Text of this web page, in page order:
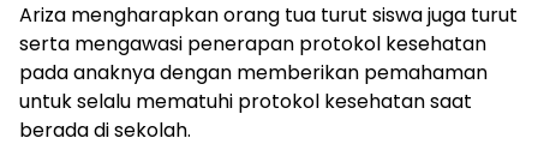
Ariza mengharapkan orang tua turut siswa juga turut
serta mengawasi penerapan protokol kesehatan
pada anaknya dengan memberikan pemahaman
untuk selalu mematuhi protokol kesehatan saat
berada di sekolah.